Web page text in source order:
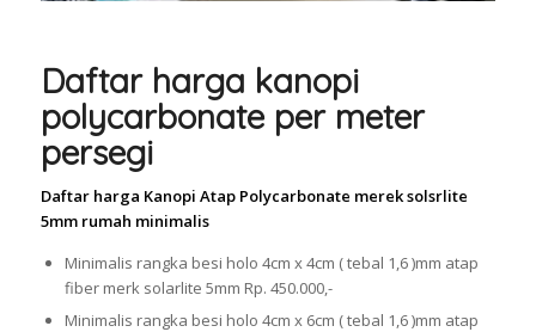
Daftar harga kanopi
polycarbonate per meter
persegi
Daftar harga Kanopi Atap Polycarbonate merek solsrlite
5mm rumah minimalis
Minimalis rangka besi holo 4cm x 4cm ( tebal 1,6 )mm atap
fiber merk solarlite 5mm Rp. 450.000,-
Minimalis rangka besi holo 4cm x 6cm ( tebal 1,6 )mm atap